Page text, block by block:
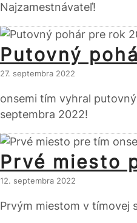
Najzamestnávateľ!
Putovný
27. septembra 2022
onsemi tím vyhral
septembra 2022!
Prvé miesto
12. septembra 2022
Prvým miestom v tímovej